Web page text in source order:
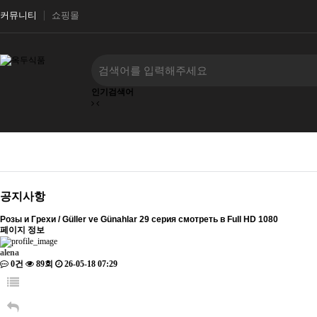
커뮤니티 쇼핑몰
인기검색어
공지사항
Розы и Грехи / Güller ve Günahlar 29 серия смотреть в Full HD 1080
페이지 정보
alena
0건
89회 26-05-18 07:29